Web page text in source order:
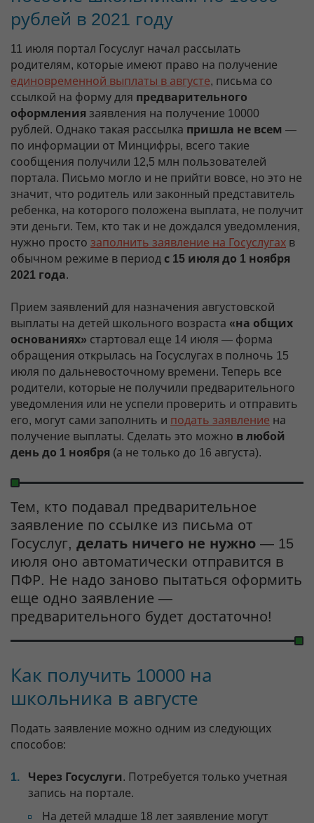
рублей в 2021 году
11 июля портал Госуслуг начал рассылать
родителям, которые имеют право на получение
единовременной выплаты в августе, письма со
ссылкой на форму для предварительного
оформления заявления на получение 10000
рублей. Однако такая рассылка пришла не всем —
по информации от Минцифры, всего такие
сообщения получили 12,5 млн пользователей
портала. Письмо могло и не прийти вовсе, но это не
значит, что родитель или законный представитель
ребенка, на которого положена выплата, не получит
эти деньги. Тем, кто так и не дождался уведомления,
нужно просто заполнить заявление на Госуслугах в
обычном режиме в период с 15 июля до 1 ноября
2021 года.
Прием заявлений для назначения августовской
выплаты на детей школьного возраста «на общих
основаниях» стартовал еще 14 июля — форма
обращения открылась на Госуслугах в полночь 15
июля по дальневосточному времени. Теперь все
родители, которые не получили предварительного
уведомления или не успели проверить и отправить
его, могут сами заполнить и подать заявление на
получение выплаты. Сделать это можно в любой
день до 1 ноября (а не только до 16 августа).
Тем, кто подавал предварительное
заявление по ссылке из письма от
Госуслуг, делать ничего не нужно — 15
июля оно автоматически отправится в
ПФР. Не надо заново пытаться оформить
еще одно заявление —
предварительного будет достаточно!
Как получить 10000 на
школьника в августе
Подать заявление можно одним из следующих
способов:
Через Госуслуги. Потребуется только учетная
запись на портале.
На детей младше 18 лет заявление могут